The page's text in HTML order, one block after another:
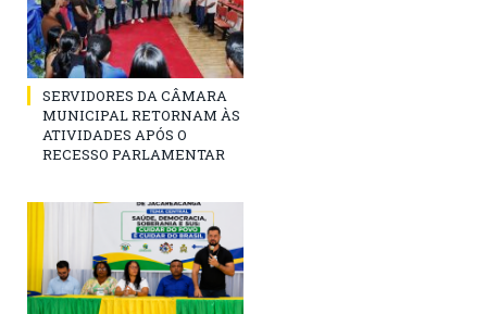
SERVIDORES DA CÂMARA
MUNICIPAL RETORNAM ÀS
ATIVIDADES APÓS O
RECESSO PARLAMENTAR